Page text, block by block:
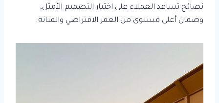
نصائح تساعد العملاء على اختيار التصميم الأمثل،
وضمان أعلى مستوى من العمر الافتراضي والمتانة.